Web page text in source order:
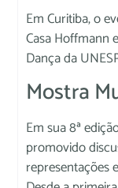
Em Curitiba, o
Casa Hoffmann
Dança da
Mostra
Em sua 8ª
promovido
representações